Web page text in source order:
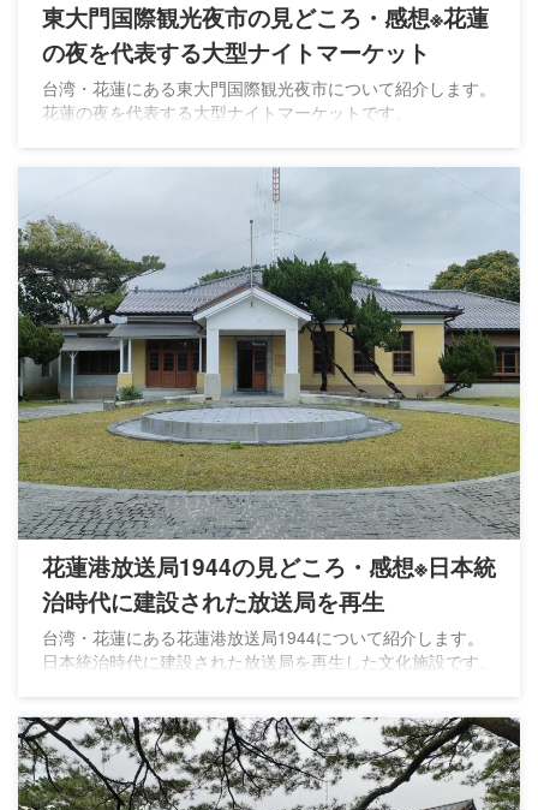
東大門国際観光夜市の見どころ・感想※花蓮
の夜を代表する大型ナイトマーケット
台湾・花蓮にある東大門国際観光夜市について紹介します。
花蓮の夜を代表する大型ナイトマーケットです。
花蓮港放送局1944の見どころ・感想※日本統
治時代に建設された放送局を再生
台湾・花蓮にある花蓮港放送局1944について紹介します。
日本統治時代に建設された放送局を再生した文化施設です。